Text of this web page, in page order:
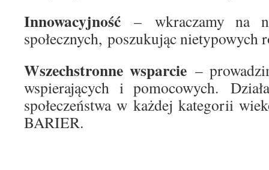
Innowacyjność – wkraczamy na
społecznych, poszukując nietypowych
Wszechstronne wsparcie –
wspierających i pomocowych.
społeczeństwa w każdej kategorii
BARIER.